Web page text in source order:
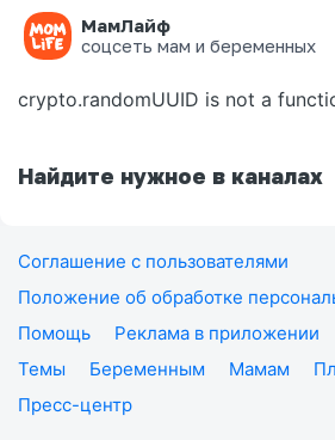
МамЛайф
соцсеть мам и беременных
Ошибка на странице
crypto.randomUUID is not a
Найдите нужное в каналах
Соглашение с пользователями
Положение об обработке
Помощь
Реклама в приложении
Темы
Беременным Мамам
Пресс-центр